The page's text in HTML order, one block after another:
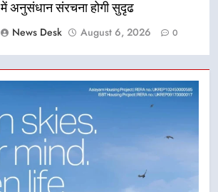
में अनुसंधान संरचना होगी सुदृढ
News Desk
August 6, 2026 0